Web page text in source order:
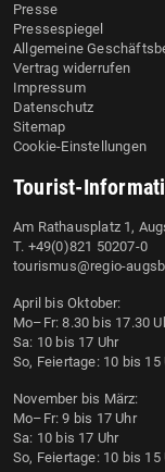
Presse
Pressespiegel
Allgemeine
Vertrag widerrufen
Impressum
Datenschutz
Sitemap
Cookie-Einstellungen
Tourist-
Am Rathausplatz 1,
T. +49(0)821 50207-0
tourismus@regio-
April bis Oktober:
Mo–Fr: 8.30 bis 17.30
Sa: 10 bis 17 Uhr
So, Feiertage: 10 bis 15
November bis März:
Mo–Fr: 9 bis 17 Uhr
Sa: 10 bis 17 Uhr
So, Feiertage: 10 bis 15